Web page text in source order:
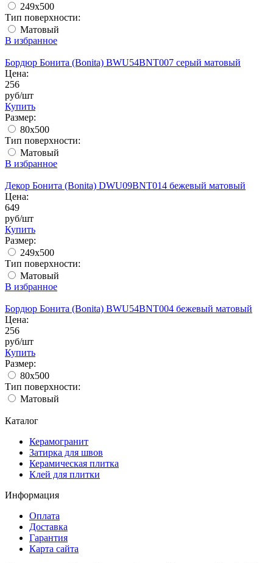
249x500
Тип поверхности:
Матовый
В избранное
Бордюр Бонита (Bonita) BWU54BNT007 серый матовый
Цена:
256
руб/шт
Купить
Размер:
80х500
Тип поверхности:
Матовый
В избранное
Декор Бонита (Bonita) DWU09BNT014 бежевый матовый
Цена:
649
руб/шт
Купить
Размер:
249x500
Тип поверхности:
Матовый
В избранное
Бордюр Бонита (Bonita) BWU54BNT004 бежевый матовый
Цена:
256
руб/шт
Купить
Размер:
80х500
Тип поверхности:
Матовый
Каталог
Керамогранит
Затирка для швов
Керамическая плитка
Клей для плитки
Информация
Оплата
Доставка
Гарантия
Карта сайта